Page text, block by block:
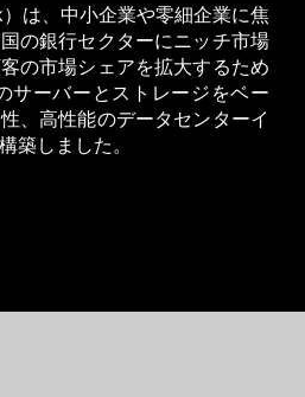
は、中小企業や零細企業に焦
の銀行セクターにニッチ市場
の市場シェアを拡大するため
サーバーとストレージをベー
、高性能のデータセンターイ
築しました。